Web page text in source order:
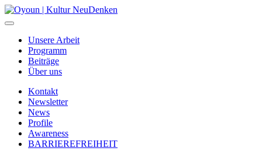
Unsere Arbeit
Programm
Beiträge
Über uns
Kontakt
Newsletter
News
Profile
Awareness
BARRIEREFREIHEIT